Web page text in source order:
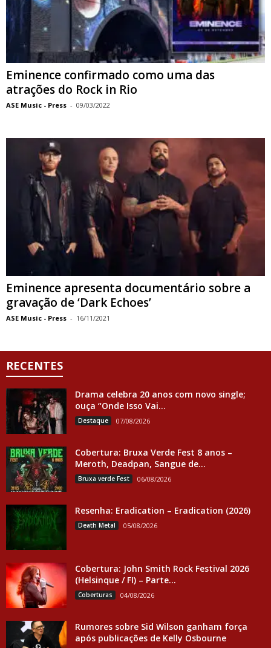
Eminence confirmado como uma das
atrações do Rock in Rio
ASE Music - Press - 09/03/2022
Eminence apresenta documentário sobre a
gravação de ‘Dark Echoes’
ASE Music - Press - 16/11/2021
RECENTES
Drama celebra 20 anos com novo single;
ouça “Onde Isso Vai...
Destaque 07/08/2026
Cobertura: Bruxa Verde Fest 8 anos –
Meroth, Deadpan, Sangue de...
Bruxa verde Fest 06/08/2026
Resenha: Eradication – Eradication (2026)
Death Metal 05/08/2026
Cobertura: John Smith Rock Festival 2026
(Helsinque / FI) – Parte...
Coberturas 04/08/2026
Rumores sobre Sid Wilson ganham força
após publicações de Kelly Osbourne